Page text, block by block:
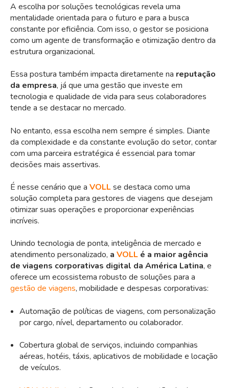
A escolha por soluções tecnológicas revela uma
mentalidade orientada para o futuro e para a busca
constante por eficiência. Com isso, o gestor se posiciona
como um agente de transformação e otimização dentro da
estrutura organizacional.
Essa postura também impacta diretamente na reputação
da empresa, já que uma gestão que investe em
tecnologia e qualidade de vida para seus colaboradores
tende a se destacar no mercado.
No entanto, essa escolha nem sempre é simples. Diante
da complexidade e da constante evolução do setor, contar
com uma parceira estratégica é essencial para tomar
decisões mais assertivas.
É nesse cenário que a VOLLse destaca como uma
solução completa para gestores de viagens que desejam
otimizar suas operações e proporcionar experiências
incríveis.
Unindo tecnologia de ponta, inteligência de mercado e
atendimento personalizado, a VOLL é a maior agência
de viagens corporativas digital da América Latina, e
oferece um ecossistema robusto de soluções para a
gestão de viagens, mobilidade e despesas corporativas:
Automação de políticas de viagens, com personalização
por cargo, nível, departamento ou colaborador.
Cobertura global de serviços, incluindo companhias
aéreas, hotéis, táxis, aplicativos de mobilidade e locação
de veículos.